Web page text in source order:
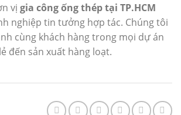
vị gia công ống thép tại TP.HCM
nghiệp tin tưởng hợp tác. Chúng tôi
cùng khách hàng trong mọi dự án
đến sản xuất hàng loạt.